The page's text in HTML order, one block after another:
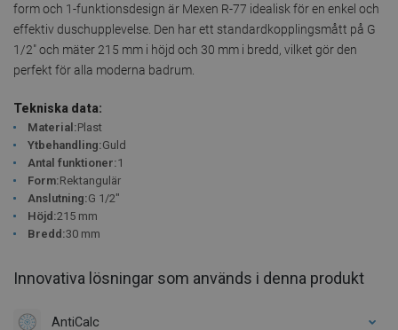
form och 1-funktionsdesign är Mexen R-77 idealisk för en enkel och
effektiv duschupplevelse. Den har ett standardkopplingsmått på G
1/2" och mäter 215 mm i höjd och 30 mm i bredd, vilket gör den
perfekt för alla moderna badrum.
Tekniska data:
Material:Plast
Ytbehandling:Guld
Antal funktioner:1
Form:Rektangulär
Anslutning:G 1/2"
Höjd:215 mm
Bredd:30 mm
Innovativa lösningar som används i denna produkt
AntiCalc